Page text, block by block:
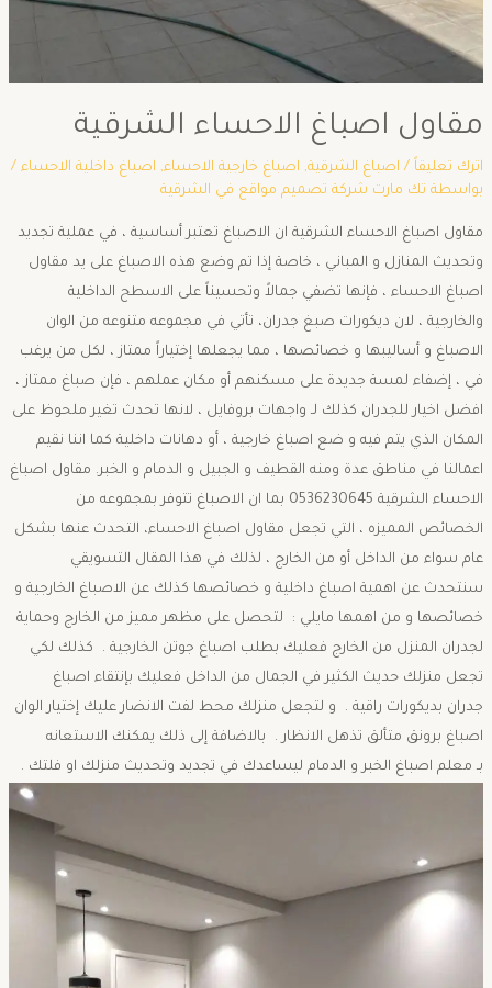
مقاول اصباغ الاحساء الشرقية
اترك تعليقاً / اصباغ الشرقية, اصباغ خارجية الاحساء, اصباغ داخلية الاحساء/
بواسطة تك مارت شركة تصميم مواقع في الشرقية
مقاول اصباغ الاحساء الشرقية ان الاصباغ تعتبر أساسية ، في عملية تجديد
وتحديث المنازل و المباني ، خاصة إذا تم وضع هذه الاصباغ على يد مقاول
اصباغ الاحساء ، فإنها تضفي جمالاً وتحسيناً على الاسطح الداخلية
والخارجية ، لان ديكورات صبغ جدران، تأتي في مجموعه متنوعه من الوان
الاصباغ و أساليبها و خصائصها ، مما يجعلها إختياراً ممتاز ، لكل من يرغب
في ، إضفاء لمسة جديدة على مسكنهم أو مكان عملهم ، فإن صباغ ممتاز ،
افضل اخيار للجدران كذلك لـ واجهات بروفايل ، لانها تحدث تغير ملحوظ على
المكان الذي يتم فيه و ضع اصباغ خارجية ، أو دهانات داخلية كما اننا نقيم
اعمالنا في مناطق عدة ومنه القطيف و الجبيل و الدمام و الخبر. مقاول اصباغ
الاحساء الشرقية 0536230645 بما ان الاصباغ تتوفر بمجموعه من
الخصائص المميزه ، التي تجعل مقاول اصباغ الاحساء، التحدث عنها بشكل
عام سواء من الداخل أو من الخارج ، لذلك في هذا المقال التسويقي
سنتحدث عن اهمية اصباغ داخلية و خصائصها كذلك عن الاصباغ الخارجية و
خصائصها و من اهمها مايلي : لتحصل على مظهر مميز من الخارج وحماية
لجدران المنزل من الخارج فعليك بطلب اصباغ جوتن الخارجية . كذلك لكي
تجعل منزلك حديث الكثير في الجمال من الداخل فعليك بإنتقاء اصباغ
جدران بديكورات راقية . و لتجعل منزلك محط لفت الانضار عليك إختيار الوان
اصباغ برونق متألق تذهل الانظار . بالاضافة إلى ذلك يمكنك الاستعانه
بـ معلم اصباغ الخبر و الدمام ليساعدك في تجديد وتحديث منزلك او فلتك .